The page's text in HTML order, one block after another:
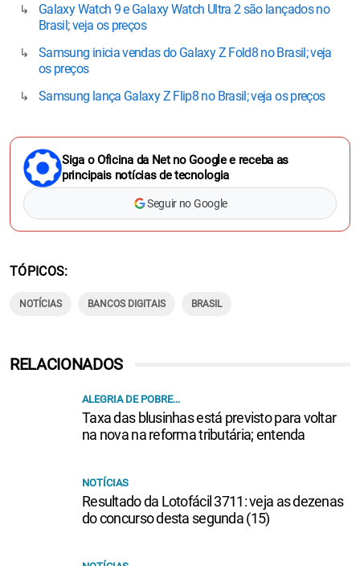
Galaxy Watch 9 e Galaxy Watch Ultra 2 são lançados no
Brasil; veja os preços
Samsung inicia vendas do Galaxy Z Fold8 no Brasil; veja
os preços
Samsung lança Galaxy Z Flip8 no Brasil; veja os preços
Siga o Oficina da Net no Google e receba as
principais notícias de tecnologia
Seguir no Google
TÓPICOS
NOTÍCIAS BANCOS DIGITAIS BRASIL
RELACIONADOS
ALEGRIA DE POBRE...
Taxa das blusinhas está previsto para voltar
na nova na reforma tributária; entenda
NOTÍCIAS
Resultado da Lotofácil 3711: veja as dezenas
do concurso desta segunda (15)